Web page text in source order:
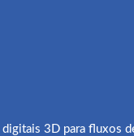
3D para fluxos